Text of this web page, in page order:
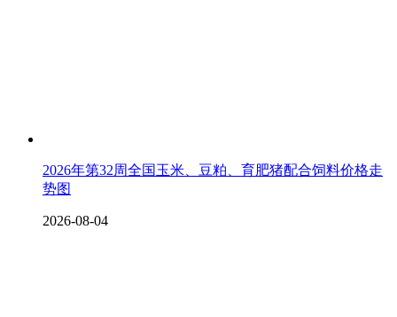
2026年第32周全国玉米、豆粕、育肥猪配合饲料价格走
势图
2026-08-04